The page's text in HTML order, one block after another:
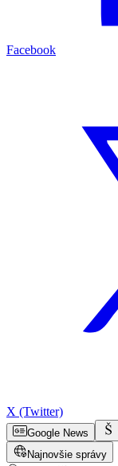
Facebook
X (Twitter)
Google News
Najnovšie správy